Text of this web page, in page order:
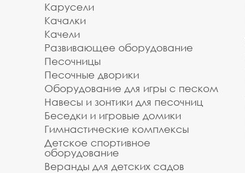
Карусели
Качалки
Качели
Развивающее оборудование
Песочницы
Песочные дворики
Оборудование для игры с песком
Навесы и зонтики для песочниц
Беседки и игровые домики
Гимнастические комплексы
Детское спортивное
оборудование
Веранды для детских садов